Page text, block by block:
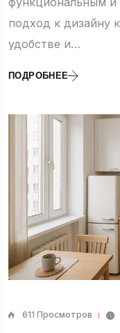
подход к дизайну
удобстве и…
ПОДРОБНЕЕ
611 Просмотров